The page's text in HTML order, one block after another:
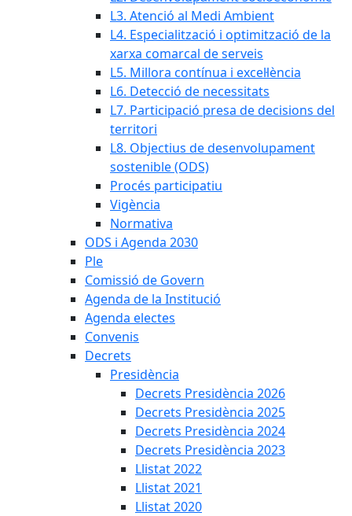
L3. Atenció al Medi Ambient
L4. Especialització i optimització de la
xarxa comarcal de serveis
L5. Millora contínua i excel·lència
L6. Detecció de necessitats
L7. Participació presa de decisions del
territori
L8. Objectius de desenvolupament
sostenible (ODS)
Procés participatiu
Vigència
Normativa
ODS i Agenda 2030
Ple
Comissió de Govern
Agenda de la Institució
Agenda electes
Convenis
Decrets
Presidència
Decrets Presidència 2026
Decrets Presidència 2025
Decrets Presidència 2024
Decrets Presidència 2023
Llistat 2022
Llistat 2021
Llistat 2020